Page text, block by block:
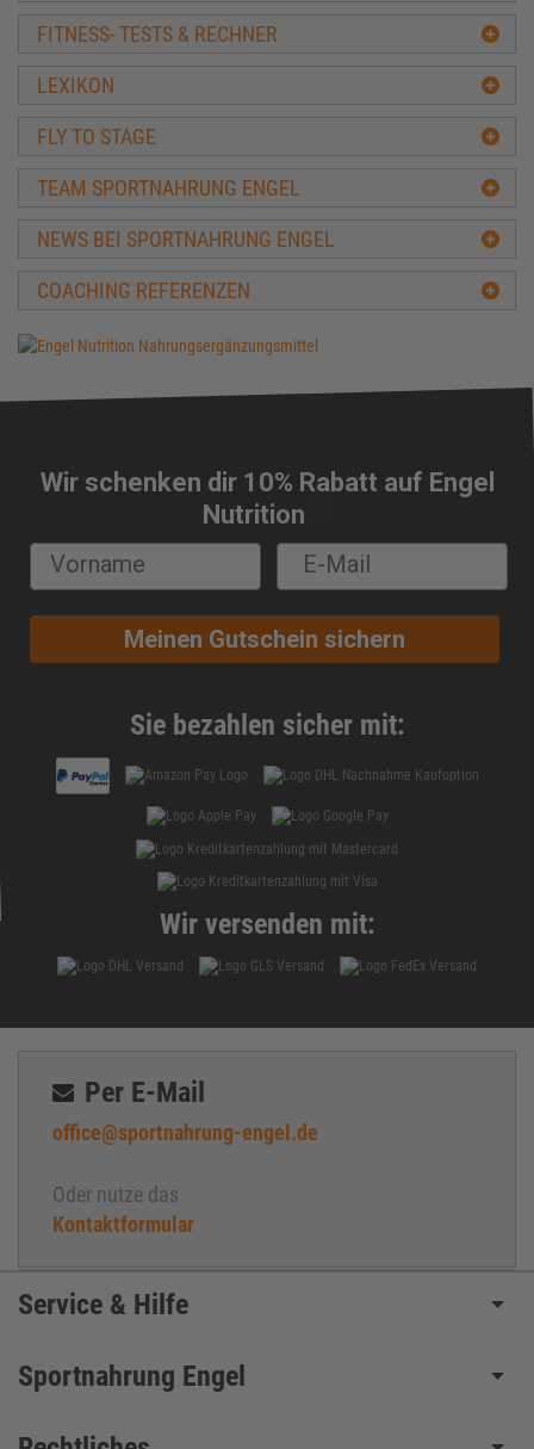
FITNESS- TESTS & RECHNER
LEXIKON
FLY TO STAGE
TEAM SPORTNAHRUNG ENGEL
NEWS BEI SPORTNAHRUNG ENGEL
COACHING REFERENZEN
Wir schenken dir 10% Rabatt auf Engel
Nutrition
Meinen Gutschein sichern
Sie bezahlen sicher mit:
Wir versenden mit:
Per E-Mail
office@sportnahrung-engel.de
Oder nutze das
Kontaktformular
Service & Hilfe
Sportnahrung Engel